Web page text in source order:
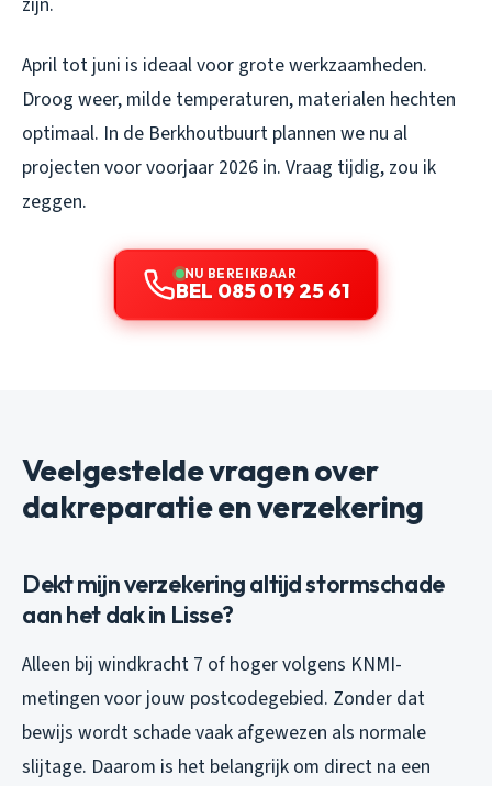
April tot juni is ideaal voor grote werkzaamheden.
Droog weer, milde temperaturen, materialen hechten
optimaal. In de Berkhoutbuurt plannen we nu al
projecten voor voorjaar 2026 in. Vraag tijdig, zou ik
zeggen.
NU BEREIKBAAR
BEL 085 019 25 61
Veelgestelde vragen over
dakreparatie en verzekering
Dekt mijn verzekering altijd stormschade
aan het dak in Lisse?
Alleen bij windkracht 7 of hoger volgens KNMI-
metingen voor jouw postcodegebied. Zonder dat
bewijs wordt schade vaak afgewezen als normale
slijtage. Daarom is het belangrijk om direct na een